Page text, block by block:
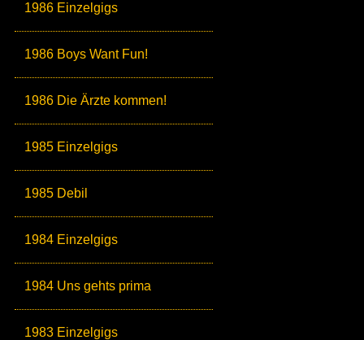
1986 Einzelgigs
1986 Boys Want Fun!
1986 Die Ärzte kommen!
1985 Einzelgigs
1985 Debil
1984 Einzelgigs
1984 Uns gehts prima
1983 Einzelgigs